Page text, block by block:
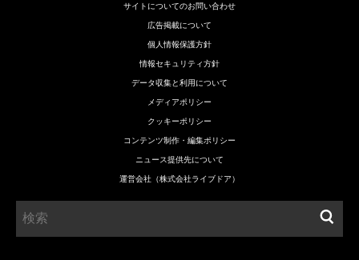
サイトについてのお問い合わせ
広告掲載について
個人情報保護方針
情報セキュリティ方針
データ収集と利用について
メディアポリシー
クッキーポリシー
コンテンツ制作・編集ポリシー
ニュース提供先について
運営会社（株式会社ライブドア）